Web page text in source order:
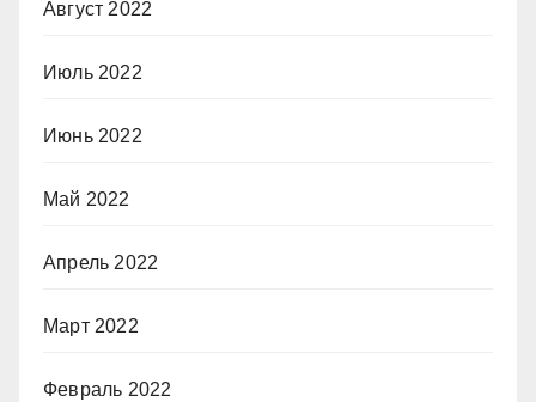
Август 2022
Июль 2022
Июнь 2022
Май 2022
Апрель 2022
Март 2022
Февраль 2022